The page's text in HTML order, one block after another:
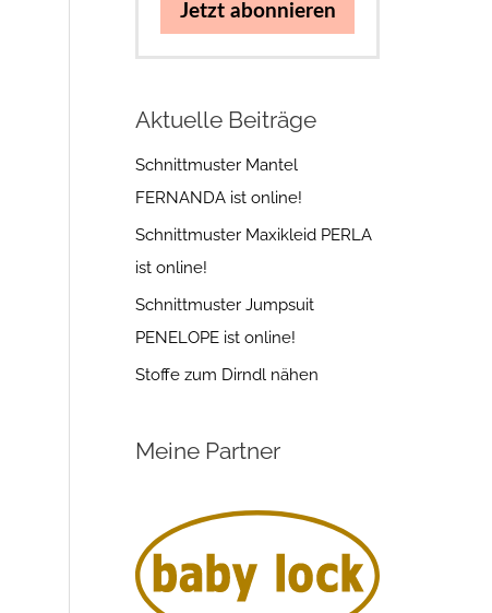
Jetzt abonnieren
Aktuelle Beiträge
Schnittmuster Mantel
FERNANDA ist online!
Schnittmuster Maxikleid PERLA
ist online!
Schnittmuster Jumpsuit
PENELOPE ist online!
Stoffe zum Dirndl nähen
Meine Partner